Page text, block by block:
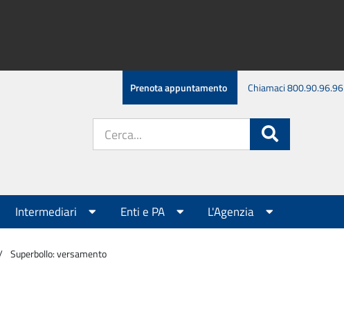
Prenota appuntamento Chiamaci 800.90.96.96
sito:
Intermediari Enti e PA L'Agenzia
Superbollo: versamento